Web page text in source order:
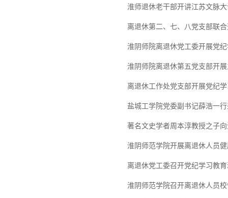
淮师退休老干部开讲江苏文脉
离退休第二、七、八党支部联
淮阴师院离退休党工委开展党
淮阴师院离退休第五党支部开
离退休工作处党支部开展党纪
盐城工学院党委副书记薛浩一
著名文史学者周本淳教授之子
淮阴师范学院开展离退休人员
离退休党工委召开党纪学习教
淮阴师范学院召开离退休人员